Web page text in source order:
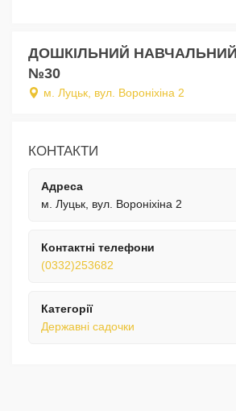
ДОШКІЛЬНИЙ
№30
м. Луцьк, вул. Вороніхіна 2
КОНТАКТИ
Адреса
м. Луцьк, вул. Вороніхіна 2
Контактні телефони
(0332)253682
Категорії
Державні садочки